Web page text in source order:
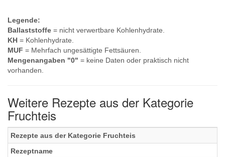
Legende:
Ballaststoffe = nicht verwertbare Kohlenhydrate.
KH = Kohlenhydrate.
MUF = Mehrfach ungesättigte Fettsäuren.
Mengenangaben "0" = keine Daten oder praktisch nicht
vorhanden.
Weitere Rezepte aus der Kategorie
Fruchteis
Rezepte aus der Kategorie Fruchteis
Rezeptname